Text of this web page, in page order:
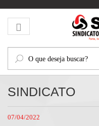
que
buscar?
SINDICATO
07/04/2022